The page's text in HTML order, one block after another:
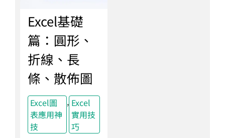
Excel基礎
篇：圓形、
折線、長
條、散佈圖
Excel圖
表應用神
技
, Excel
實用技
巧